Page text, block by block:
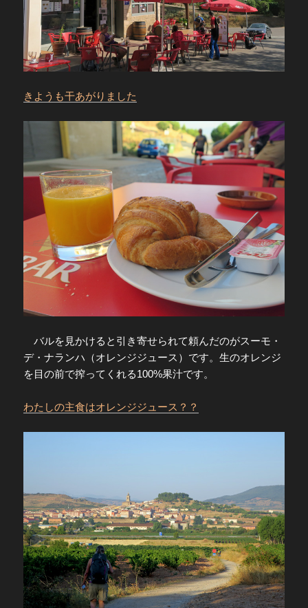
きようも干あがりました
バルを見かけると引き寄せられて頼んだのがスーモ・
デ・ナランハ（オレンジジュース）です。生のオレンジ
を目の前で搾ってくれる100%果汁です。
わたしの主食はオレンジジュース？？